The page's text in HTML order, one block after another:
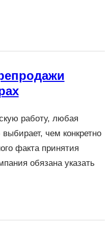
работу, любая
чем конкретно
факта принятия
обязана указать